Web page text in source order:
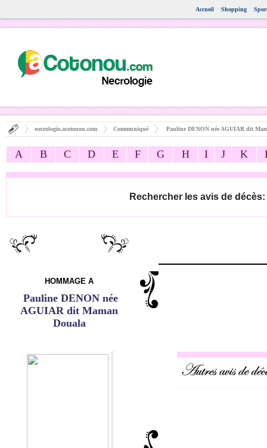
Accueil Shopping
necrologie.acotonou.com Communiqué Pauline DENON née AGUIAR dit
A B C D E F G H I J K
Rechercher les avis de décès:
HOMMAGE A
Pauline DENON née
AGUIAR dit Maman
Douala